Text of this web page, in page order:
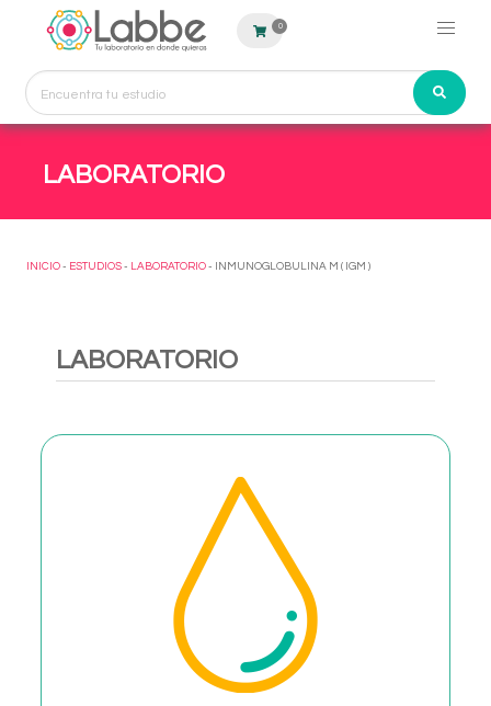
0
LABORATORIO
INICIO - ESTUDIOS - LABORATORIO - INMUNOGLOBULINA M ( IGM )
LABORATORIO